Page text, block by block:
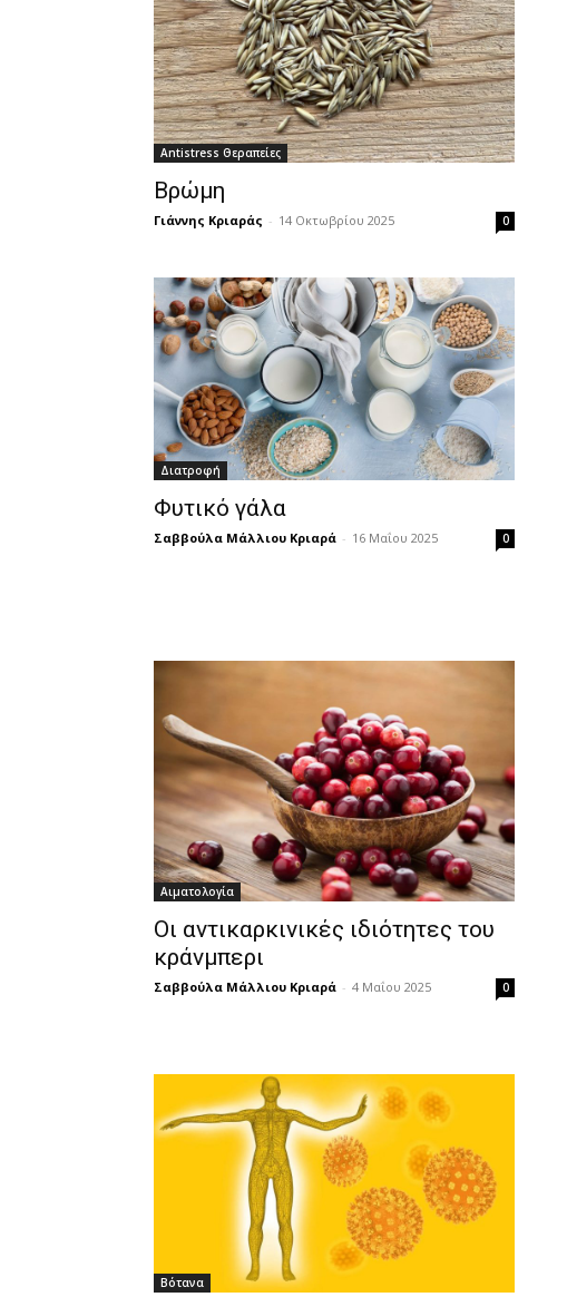
Antistress Θεραπείες
Βρώμη
Γιάννης Κριαράς - 14 Οκτωβρίου 2025 0
Διατροφή
Φυτικό γάλα
Σαββούλα Μάλλιου Κριαρά - 16 Μαΐου 2025 0
Αιματολογία
Οι αντικαρκινικές ιδιότητες του
κράνμπερι
Σαββούλα Μάλλιου Κριαρά - 4 Μαΐου 2025 0
Βότανα